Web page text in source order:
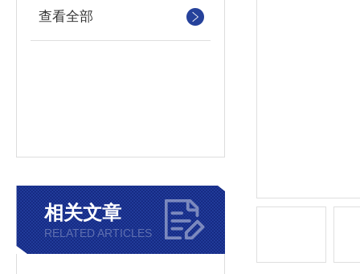
查看全部
相关文章
RELATED ARTICLES